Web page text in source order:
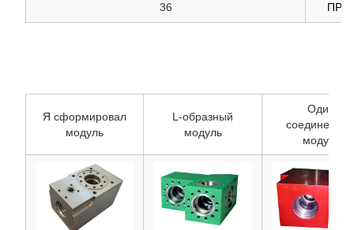
36
Я сформировал
модуль
L-образный
модуль
Один
модуль